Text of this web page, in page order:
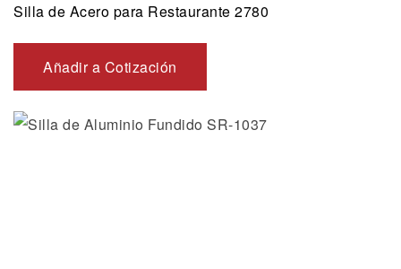
Silla de Acero para Restaurante 2780
Añadir a Cotización